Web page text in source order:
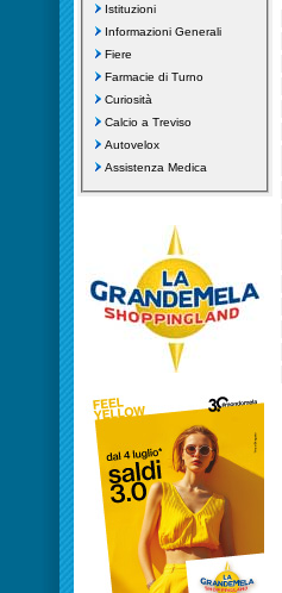
Istituzioni
Informazioni Generali
Fiere
Farmacie di Turno
Curiosità
Calcio a Treviso
Autovelox
Assistenza Medica